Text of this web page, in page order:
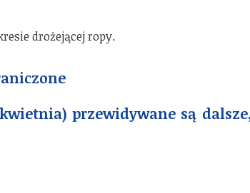
drożejącej ropy.
przewidywane są